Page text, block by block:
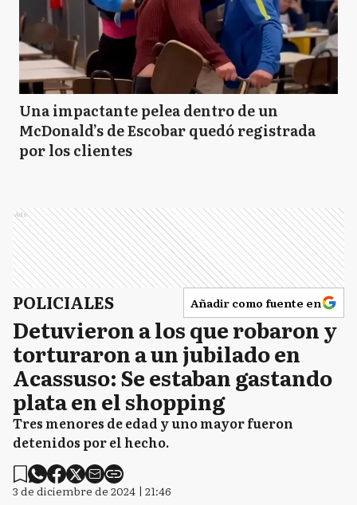
Una impactante pelea dentro de un
McDonald’s de Escobar quedó registrada
por los clientes
Ads
POLICIALES Añadir como fuente en
Detuvieron a los que robaron y
torturaron a un jubilado en
Acassuso: Se estaban gastando
plata en el shopping
Tres menores de edad y uno mayor fueron
detenidos por el hecho.
3 de diciembre de 2024 | 21:46